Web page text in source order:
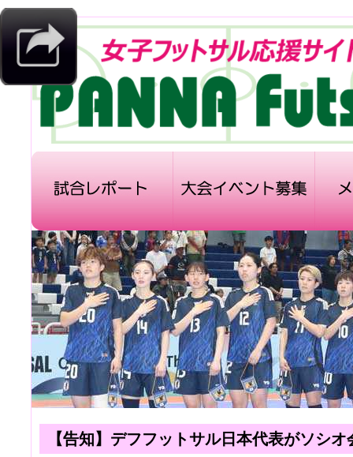
【告知】デフフットサル日本代表がソシ